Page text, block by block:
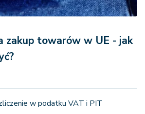
zakup towarów w UE - jak
w podatku VAT i PIT